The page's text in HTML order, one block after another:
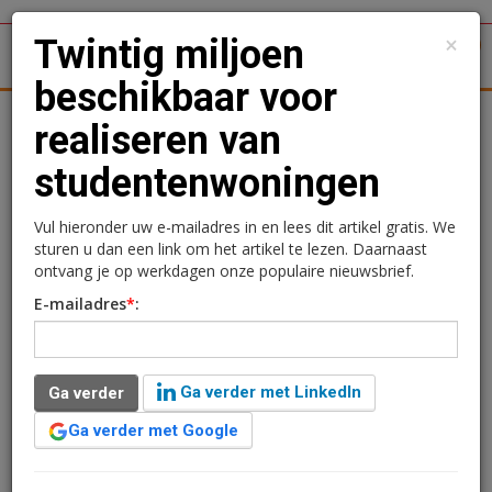
Twintig miljoen
beschikbaar voor
realiseren van
studentenwoningen
Redactie
28 juni 2024 om 15:22
1 minuut leestijd
Het Rijk stelt twintig miljoen euro beschikbaar voor het
×
Twintig miljoen
beschikbaar voor
realiseren van
studentenwoningen
Vul hieronder uw e-mailadres in en lees dit artikel gratis. We
sturen u dan een link om het artikel te lezen. Daarnaast
ontvang je op werkdagen onze populaire nieuwsbrief.
E-mailadres*:
Ga verder
Ga verder met LinkedIn
Ga verder met Google